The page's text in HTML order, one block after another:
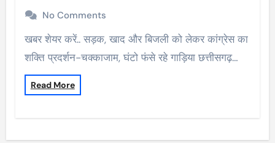
No Comments
खबर शेयर करें.. सड़क, खाद और बिजली को लेकर कांग्रेस का
शक्ति प्रदर्शन-चक्काजाम, घंटो फंसे रहे गाड़िया छत्तीसगढ़…
Read More